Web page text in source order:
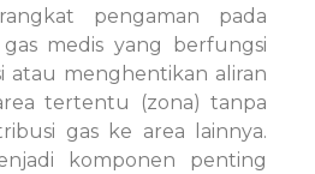
pengaman pada
medis yang berfungsi
atau menghentikan aliran
tertentu (zona) tanpa
gas ke area lainnya.
komponen penting